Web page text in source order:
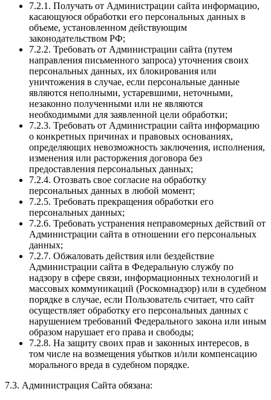
7.2.1. Получать от Администрации сайта информацию,
касающуюся обработки его персональных данных в
объеме, установленном действующим
законодательством РФ;
7.2.2. Требовать от Администрации сайта (путем
направления письменного запроса) уточнения своих
персональных данных, их блокирования или
уничтожения в случае, если персональные данные
являются неполными, устаревшими, неточными,
незаконно полученными или не являются
необходимыми для заявленной цели обработки;
7.2.3. Требовать от Администрации сайта информацию
о конкретных причинах и правовых основаниях,
определяющих невозможность заключения, исполнения,
изменения или расторжения договора без
предоставления персональных данных;
7.2.4. Отозвать свое согласие на обработку
персональных данных в любой момент;
7.2.5. Требовать прекращения обработки его
персональных данных;
7.2.6. Требовать устранения неправомерных действий от
Администрации сайта в отношении его персональных
данных;
7.2.7. Обжаловать действия или бездействие
Администрации сайта в Федеральную службу по
надзору в сфере связи, информационных технологий и
массовых коммуникаций (Роскомнадзор) или в судебном
порядке в случае, если Пользователь считает, что сайт
осуществляет обработку его персональных данных с
нарушением требований Федерального закона или иным
образом нарушает его права и свободы;
7.2.8. На защиту своих прав и законных интересов, в
том числе на возмещения убытков и/или компенсацию
морального вреда в судебном порядке.
7.3. Администрация Сайта обязана: